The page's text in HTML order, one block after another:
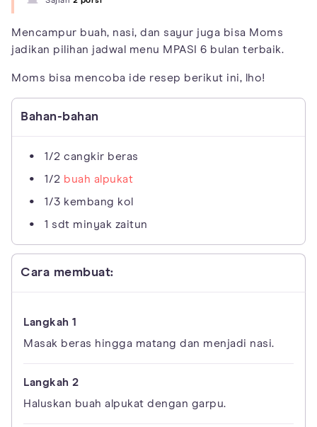
Mencampur buah, nasi, dan sayur juga bisa Moms
jadikan pilihan jadwal menu MPASI 6 bulan terbaik.
Moms bisa mencoba ide resep berikut ini, lho!
Bahan-bahan
1/2 cangkir beras
1/2 buah alpukat
1/3 kembang kol
1 sdt minyak zaitun
Cara membuat:
Masak beras hingga matang dan menjadi nasi.
Haluskan buah alpukat dengan garpu.